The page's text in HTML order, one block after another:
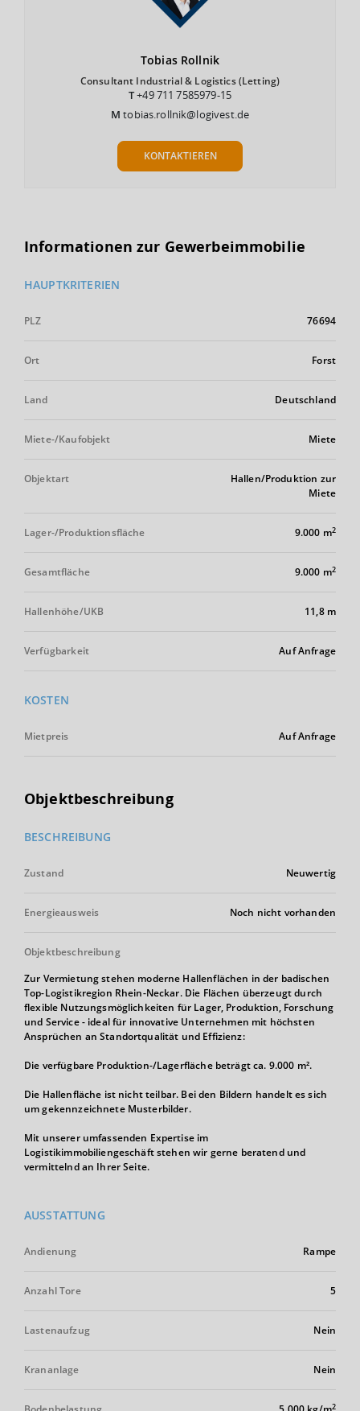
Tobias Rollnik
Consultant Industrial & Logistics (Letting)
T+49 711 7585979-15
Mtobias.rollnik@logivest.de
KONTAKTIEREN
Informationen zur Gewerbeimmobilie
HAUPTKRITERIEN
PLZ 76694
Ort Forst
Land Deutschland
Miete-/Kaufobjekt Miete
Objektart
Hallen/Produktion zur
Miete
Lager-/Produktionsfläche 9.000 m2
Gesamtfläche 9.000 m2
Hallenhöhe/UKB 11,8 m
Verfügbarkeit Auf Anfrage
KOSTEN
Mietpreis Auf Anfrage
Objektbeschreibung
BESCHREIBUNG
Zustand Neuwertig
Energieausweis Noch nicht vorhanden
Objektbeschreibung
Zur Vermietung stehen moderne Hallenflächen in der badischen
Top-Logistikregion Rhein-Neckar. Die Flächen überzeugt durch
flexible Nutzungsmöglichkeiten für Lager, Produktion, Forschung
und Service - ideal für innovative Unternehmen mit höchsten
Ansprüchen an Standortqualität und Effizienz:
Die verfügbare Produktion-/Lagerfläche beträgt ca. 9.000 m².
Die Hallenfläche ist nicht teilbar. Bei den Bildern handelt es sich
um gekennzeichnete Musterbilder.
Mit unserer umfassenden Expertise im
Logistikimmobiliengeschäft stehen wir gerne beratend und
vermittelnd an Ihrer Seite.
AUSSTATTUNG
Andienung Rampe
Anzahl Tore 5
Lastenaufzug Nein
Krananlage Nein
2